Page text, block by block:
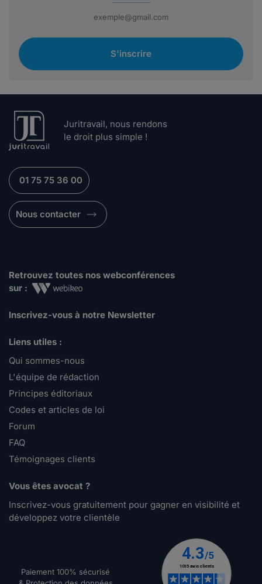
S'inscrire
Juritravail, nous rendons
le droit plus simple !
01 75 75 36 00
Nous contacter
Retrouvez toutes nos webconférences
sur :
Inscrivez-vous à notre Newsletter
Liens utiles :
Qui sommes-nous
L'équipe de rédaction
Principes éditoriaux
Codes et articles de loi
Forum
FAQ
Témoignages clients
Vous êtes avocat ?
Inscrivez-vous gratuitement pour gagner en visibilité et
développez votre clientèle
Paiement 100% sécurisé